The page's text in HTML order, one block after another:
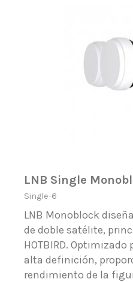
LNB Single
Single-6
LNB Monoblock
de doble satélite,
HOTBIRD.
alta definición,
rendimiento de la